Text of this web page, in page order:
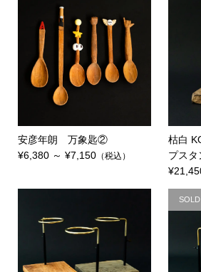
安彦年朗 万象匙②
¥6,380 ～ ¥7,150（税込）
枯白
プスタ
SOLD